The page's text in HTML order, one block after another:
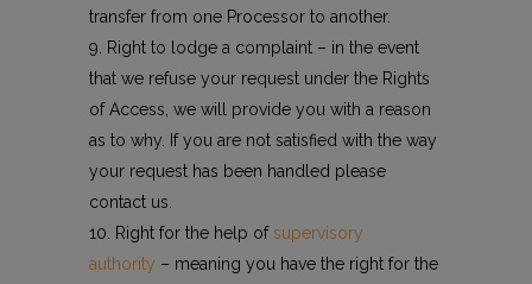
transfer from one Processor to another.
Right to lodge a complaint – in the event
that we refuse your request under the Rights
of Access, we will provide you with a reason
as to why. If you are not satisfied with the way
your request has been handled please
contact us.
Right for the help of supervisory
authority – meaning you have the right for the